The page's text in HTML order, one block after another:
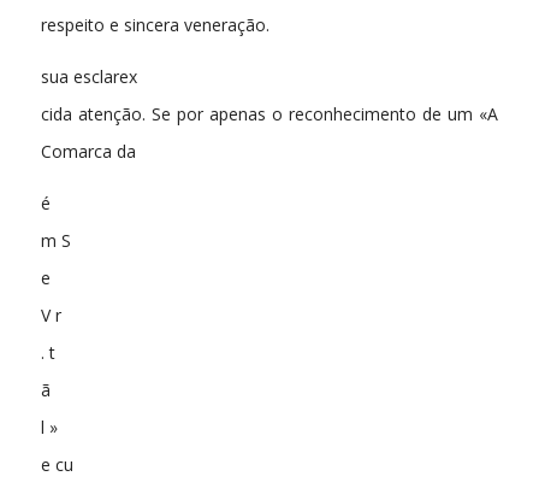
respeito e sincera veneração.
sua esclarex
cida atenção. Se por apenas o reconhecimento de um «A
Comarca da
é
m S
e
V r
. t
ã
l »
e cu